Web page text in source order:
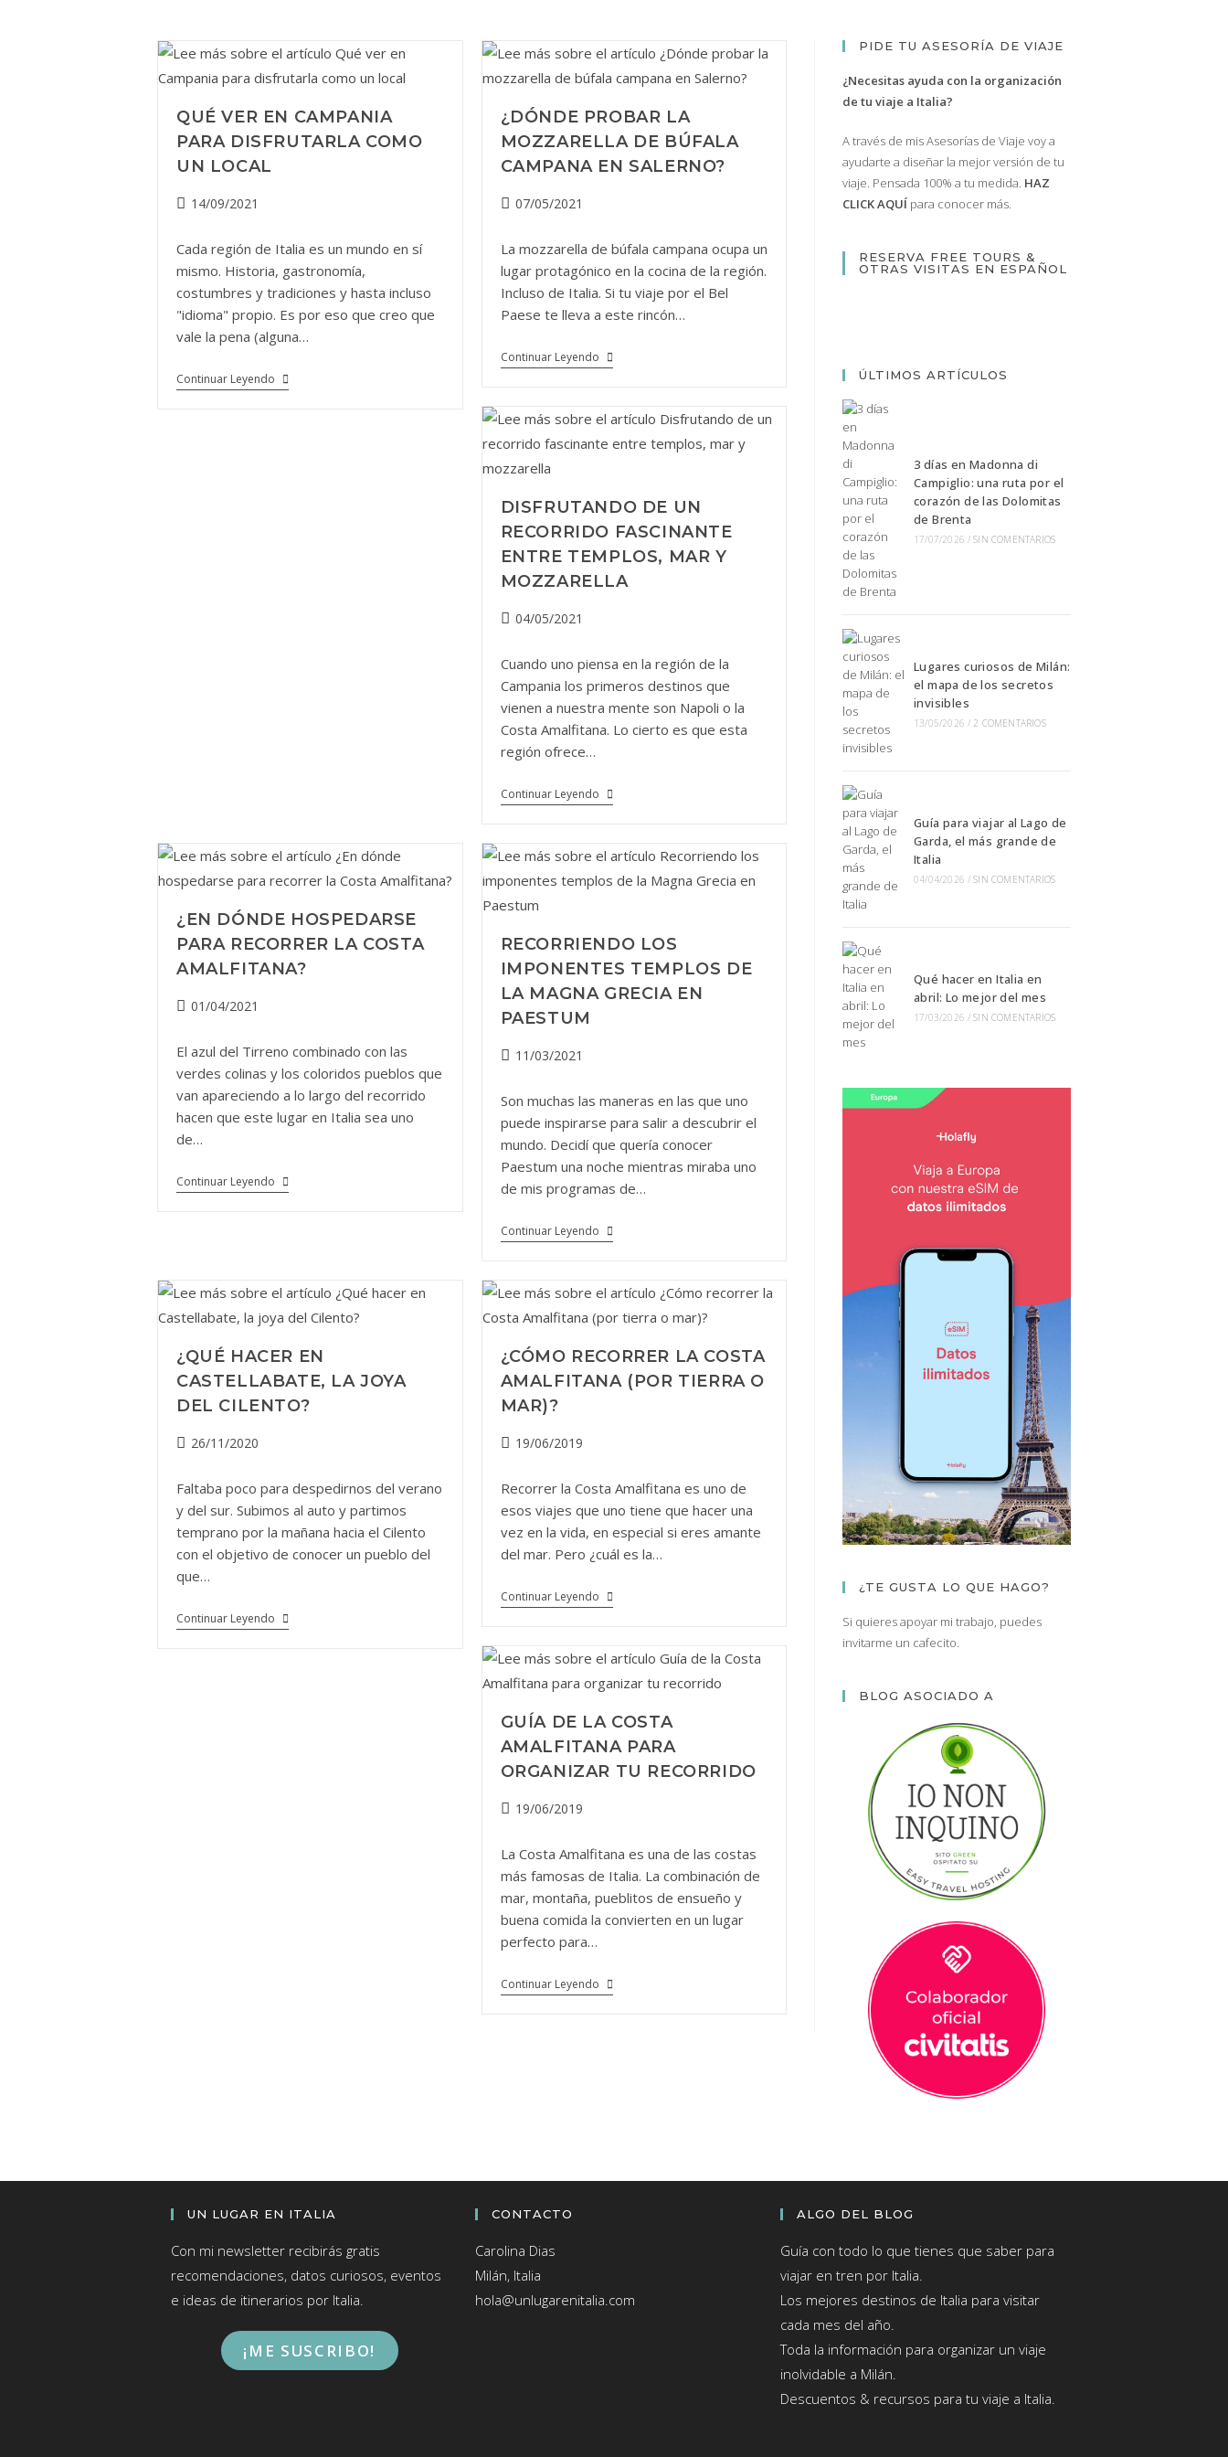
QUÉ VER EN CAMPANIA
PARA DISFRUTARLA COMO
UN LOCAL
Publicación
la
14/09/2021
Cada región de Italia es un mundo en sí
mismo. Historia, gastronomía,
costumbres y tradiciones y hasta incluso
"idioma" propio. Es por eso que creo que
vale la pena (alguna…
Continuar Leyendo Qué
Ver
¿DÓNDE PROBAR LA
MOZZARELLA DE BÚFALA
CAMPANA EN SALERNO?
Publicación
la
07/05/2021
La mozzarella de búfala campana ocupa un
lugar protagónico en la cocina de la región.
Incluso de Italia. Si tu viaje por el Bel
Paese te lleva a este rincón…
Continuar Leyendo¿Dónde
Probar
De
Campana
DISFRUTANDO DE UN
RECORRIDO FASCINANTE
ENTRE TEMPLOS, MAR Y
MOZZARELLA
Publicación
la
04/05/2021
Cuando uno piensa en la región de la
Campania los primeros destinos que
vienen a nuestra mente son Napoli o la
Costa Amalfitana. Lo cierto es que esta
región ofrece…
Continuar LeyendoDisfrutando
De
Fascinante
Templos,
¿EN DÓNDE HOSPEDARSE
PARA RECORRER LA COSTA
AMALFITANA?
Publicación
la
01/04/2021
El azul del Tirreno combinado con las
verdes colinas y los coloridos pueblos que
van apareciendo a lo largo del recorrido
hacen que este lugar en Italia sea uno
de…
Continuar Leyendo ¿En
Dónde
Amalfitana?
RECORRIENDO LOS
IMPONENTES TEMPLOS DE
LA MAGNA GRECIA EN
PAESTUM
Publicación
la
11/03/2021
Son muchas las maneras en las que uno
puede inspirarse para salir a descubrir el
mundo. Decidí que quería conocer
Paestum una noche mientras miraba uno
de mis programas de…
Continuar LeyendoRecorriendo
Los
De
Magna
En
Paestum
¿QUÉ HACER EN
CASTELLABATE, LA JOYA
DEL CILENTO?
Publicación
la
26/11/2020
Faltaba poco para despedirnos del verano
y del sur. Subimos al auto y partimos
temprano por la mañana hacia el Cilento
con el objetivo de conocer un pueblo del
que…
Continuar Leyendo ¿Qué
Hacer
¿CÓMO RECORRER LA COSTA
AMALFITANA (POR TIERRA O
MAR)?
Publicación
la
19/06/2019
Recorrer la Costa Amalfitana es uno de
esos viajes que uno tiene que hacer una
vez en la vida, en especial si eres amante
del mar. Pero ¿cuál es la…
Continuar Leyendo¿Cómo
Recorrer
Amalfitana
Tierra
Mar)?
GUÍA DE LA COSTA
AMALFITANA PARA
ORGANIZAR TU RECORRIDO
Publicación
la
19/06/2019
La Costa Amalfitana es una de las costas
más famosas de Italia. La combinación de
mar, montaña, pueblitos de ensueño y
buena comida la convierten en un lugar
perfecto para…
Continuar LeyendoGuía
De
PIDE TU ASESORÍA DE VIAJE
¿Necesitas ayuda con la organización
de tu viaje a Italia?
A través de mis Asesorías de Viaje voy a
ayudarte a diseñar la mejor versión de tu
viaje. Pensada 100% a tu medida. HAZ
CLICK AQUÍ para conocer más.
RESERVA FREE TOURS &
OTRAS VISITAS EN ESPAÑOL
ÚLTIMOS ARTÍCULOS
3 días en Madonna di
Campiglio: una ruta por el
corazón de las Dolomitas
de Brenta
17/07/2026 / SIN COMENTARIOS
Lugares curiosos de Milán:
el mapa de los secretos
invisibles
13/05/2026 / 2 COMENTARIOS
Guía para viajar al Lago de
Garda, el más grande de
Italia
04/04/2026 / SIN COMENTARIOS
Qué hacer en Italia en
abril: Lo mejor del mes
17/03/2026 / SIN COMENTARIOS
¿TE GUSTA LO QUE HAGO?
Si quieres apoyar mi trabajo, puedes
invitarme un cafecito.
BLOG ASOCIADO A
UN LUGAR EN ITALIA
Con mi newsletter recibirás gratis
recomendaciones, datos curiosos, eventos
e ideas de itinerarios por Italia.
¡ME SUSCRIBO!
CONTACTO
Carolina Dias
Milán, Italia
hola@unlugarenitalia.com
ALGO DEL BLOG
Guía con todo lo que tienes que saber para
viajar en tren por Italia.
Los mejores destinos de Italia para visitar
cada mes del año.
Toda la información para organizar un viaje
inolvidable a Milán.
Descuentos & recursos para tu viaje a Italia.